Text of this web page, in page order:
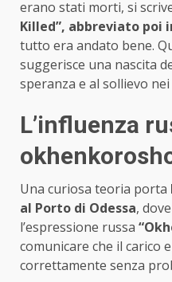
erano stati morti, si
Killed”, abbreviato poi
tutto era andato bene.
suggerisce una nascita
speranza e al sollievo
L’influenza
Una curiosa teoria porta
al Porto di Odessa,
l’espressione russa
comunicare che il carico
correttamente senza